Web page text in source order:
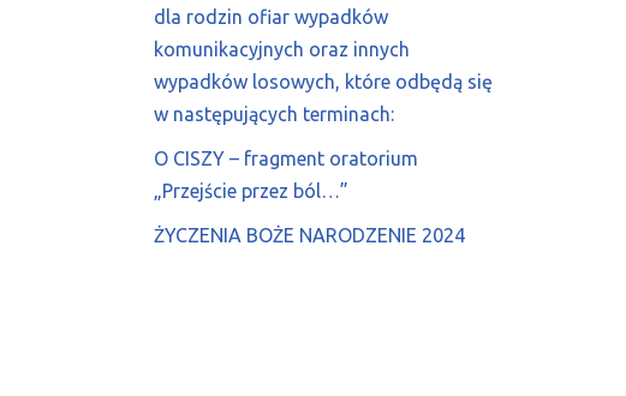
dla rodzin ofiar wypadków
komunikacyjnych oraz innych
wypadków losowych, które odbędą się
w następujących terminach:
O CISZY – fragment oratorium
„Przejście przez ból…”
ŻYCZENIA BOŻE NARODZENIE 2024